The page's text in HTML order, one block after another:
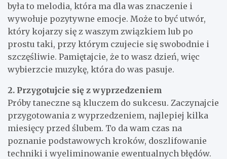
była to melodia, która ma dla was znaczenie i
wywołuje pozytywne emocje. Może to być utwór,
który kojarzy się z waszym związkiem lub po
prostu taki, przy którym czujecie się swobodnie i
szczęśliwie. Pamiętajcie, że to wasz dzień, więc
wybierzcie muzykę, która do was pasuje.
2. Przygotujcie się z wyprzedzeniem
Próby taneczne są kluczem do sukcesu. Zaczynajcie
przygotowania z wyprzedzeniem, najlepiej kilka
miesięcy przed ślubem. To da wam czas na
poznanie podstawowych kroków, doszlifowanie
techniki i wyeliminowanie ewentualnych błędów.